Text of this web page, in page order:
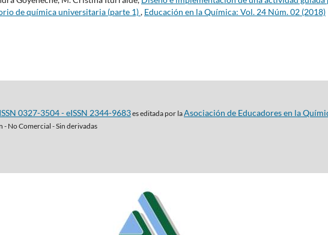
de química universitaria (parte 1), Educación en la Química: Vol. 24 Núm. 02 (2018)
0327-3504 - eISSN 2344-9683es editada por laAsociación de Educadores en la
No Comercial - Sin derivadas